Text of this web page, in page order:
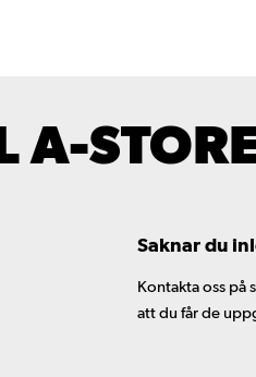
A-
Saknar du
Kontakta oss på
att du får de